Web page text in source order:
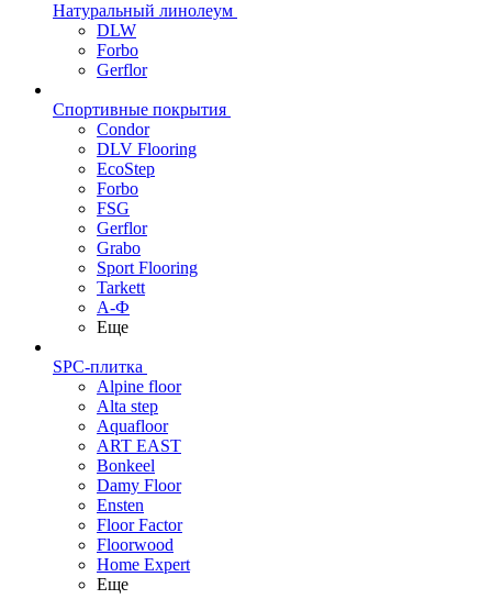
Натуральный линолеум
DLW
Forbo
Gerflor
Спортивные покрытия
Condor
DLV Flooring
EcoStep
Forbo
FSG
Gerflor
Grabo
Sport Flooring
Tarkett
А-Ф
Еще
SPC-плитка
Alpine floor
Alta step
Aquafloor
ART EAST
Bonkeel
Damy Floor
Ensten
Floor Factor
Floorwood
Home Expert
Еще